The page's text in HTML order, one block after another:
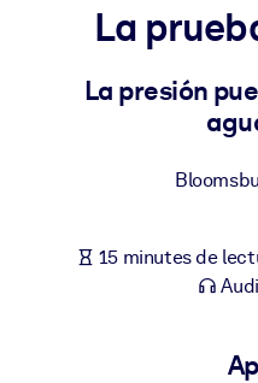
PAR SYSTÈME
Pour LMS/LXP
LMS/LXP pour de
Enrichissez votre
commerciales fiables et
Alimentez vos systèmes
La
La presión
15 minutes de